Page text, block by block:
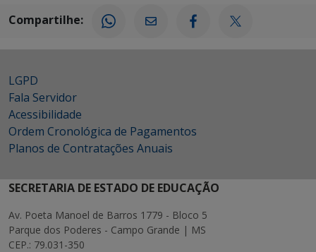
Compartilhe:
LGPD
Fala Servidor
Acessibilidade
Ordem Cronológica de Pagamentos
Planos de Contratações Anuais
SECRETARIA DE ESTADO DE EDUCAÇÃO
Av. Poeta Manoel de Barros 1779 - Bloco 5
Parque dos Poderes - Campo Grande | MS
CEP.: 79.031-350